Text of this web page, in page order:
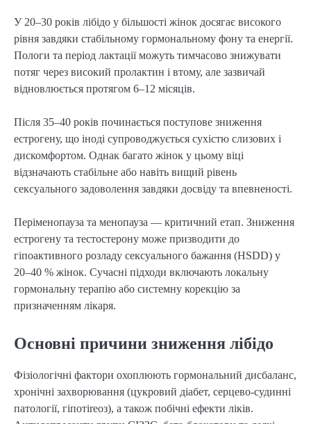
У 20–30 років лібідо у більшості жінок досягає високого
рівня завдяки стабільному гормональному фону та енергії.
Пологи та період лактації можуть тимчасово знижувати
потяг через високий пролактин і втому, але зазвичай
відновлюється протягом 6–12 місяців.
Після 35–40 років починається поступове зниження
естрогену, що іноді супроводжується сухістю слизових і
дискомфортом. Однак багато жінок у цьому віці
відзначають стабільне або навіть вищий рівень
сексуального задоволення завдяки досвіду та впевненості.
Періменопауза та менопауза — критичний етап. Зниження
естрогену та тестостерону може призводити до
гіпоактивного розладу сексуального бажання (HSDD) у
20–40 % жінок. Сучасні підходи включають локальну
гормональну терапію або системну корекцію за
призначенням лікаря.
Основні причини зниження лібідо
Фізіологічні фактори охоплюють гормональний дисбаланс,
хронічні захворювання (цукровий діабет, серцево-судинні
патології, гіпотireоз), а також побічні ефекти ліків.